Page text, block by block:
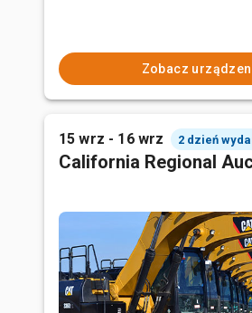
Zobacz
15 wrz - 16 wrz 2 dzień
California Regional